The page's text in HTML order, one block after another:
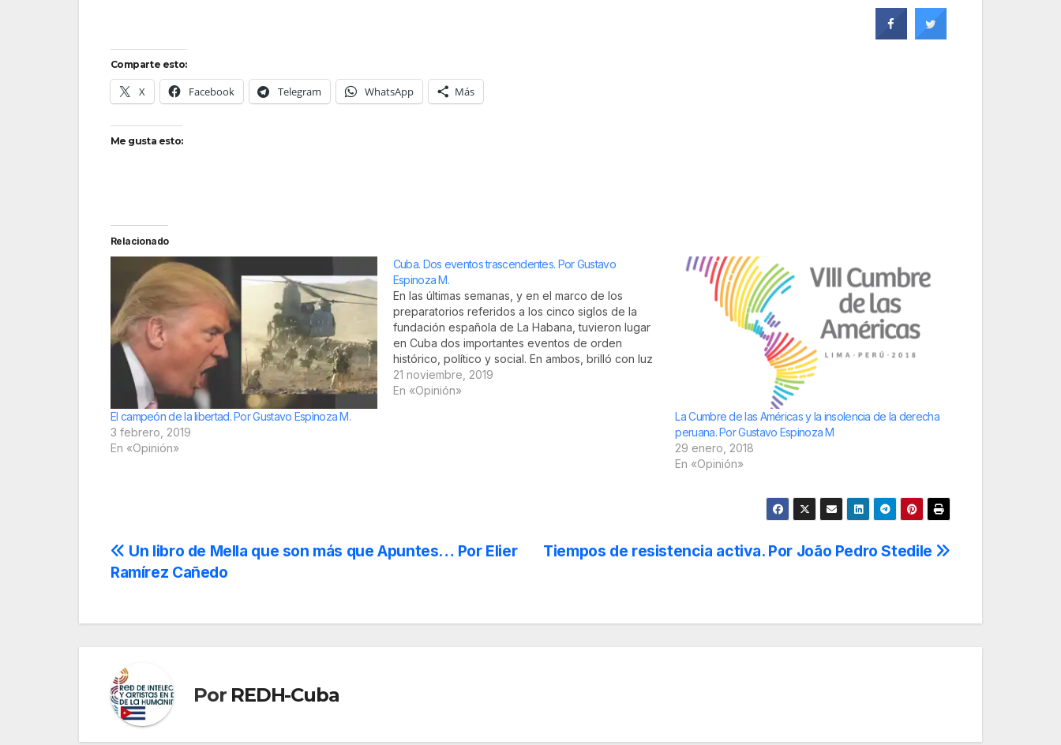
Comparte esto:
X Facebook Telegram WhatsApp Más
Me gusta esto:
Relacionado
El campeón de la libertad. Por Gustavo Espìnoza M.
3 febrero, 2019
En «Opinión»
Cuba. Dos eventos trascendentes. Por Gustavo
Espinoza M.
En las últimas semanas, y en el marco de los
preparatorios referidos a los cinco siglos de la
fundación española de La Habana, tuvieron lugar
en Cuba dos importantes eventos de orden
histórico, político y social. En ambos, brilló con luz
propia el mensaje que dejara Fidel en torno a…
21 noviembre, 2019
En «Opinión»
La Cumbre de las Américas y la insolencia de la derecha
peruana. Por Gustavo Espinoza M
29 enero, 2018
En «Opinión»
Navegación
entradas
Tiempos de resistencia activa. Por João Pedro Stedile
Un libro de Mella que son más que Apuntes… Por Elier
Ramírez Cañedo
Por REDH-Cuba